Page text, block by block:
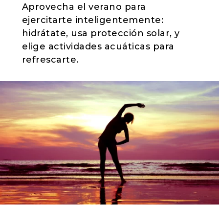
Aprovecha el verano para
ejercitarte inteligentemente:
hidrátate, usa protección solar, y
elige actividades acuáticas para
refrescarte.